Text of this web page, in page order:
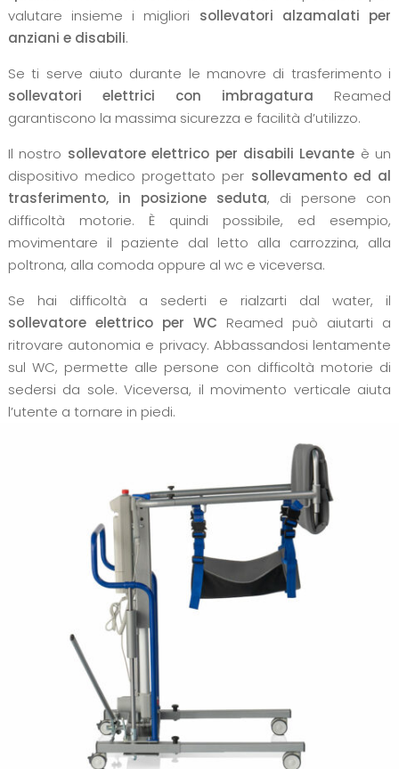
valutare insieme i migliori sollevatori alzamalati per
anziani e disabili.
Se ti serve aiuto durante le manovre di trasferimento i
sollevatori elettrici con imbragatura Reamed
garantiscono la massima sicurezza e facilità d’utilizzo.
Il nostro sollevatore elettrico per disabili Levante è un
dispositivo medico progettato per sollevamento ed al
trasferimento, in posizione seduta, di persone con
difficoltà motorie. È quindi possibile, ed esempio,
movimentare il paziente dal letto alla carrozzina, alla
poltrona, alla comoda oppure al wc e viceversa.
Se hai difficoltà a sederti e rialzarti dal water, il
sollevatore elettrico per WC Reamed può aiutarti a
ritrovare autonomia e privacy. Abbassandosi lentamente
sul WC, permette alle persone con difficoltà motorie di
sedersi da sole. Viceversa, il movimento verticale aiuta
l’utente a tornare in piedi.